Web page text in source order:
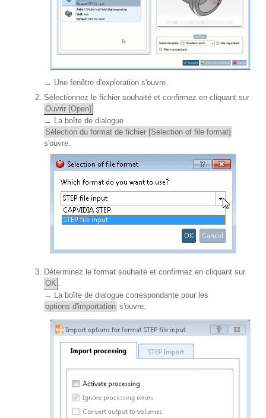
→ Une fenêtre d'exploration s'ouvre.
Sélectionnez le fichier souhaité et confirmez en cliquant sur
Ouvrir [Open]
→ La boîte de dialogue
Sélection du format de fichier [Selection of file format]
s'ouvre.
Déterminez le format souhaité et confirmez en cliquant sur
OK
→ La boîte de dialogue correspondante pour les
options d'importation s'ouvre.